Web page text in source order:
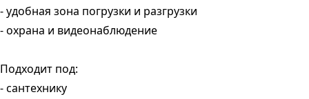
- удобная зона погрузки и разгрузки
- охрана и видеонаблюдение
Подходит под:
- сантехнику